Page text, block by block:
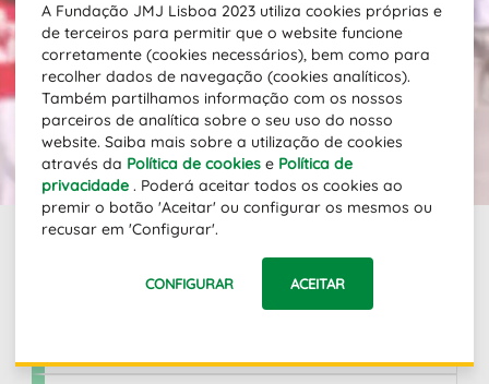
A Fundação JMJ Lisboa 2023 utiliza cookies próprias e
de terceiros para permitir que o website funcione
corretamente (cookies necessários), bem como para
recolher dados de navegação (cookies analíticos).
Também partilhamos informação com os nossos
parceiros de analítica sobre o seu uso do nosso
website. Saiba mais sobre a utilização de cookies
através da Política de cookies e Política de
privacidade . Poderá aceitar todos os cookies ao
premir o botão 'Aceitar' ou configurar os mesmos ou
recusar em 'Configurar'.
CONFIGURAR ACEITAR
a par das novidades.
Direção Email
SUBSCREVER
Links